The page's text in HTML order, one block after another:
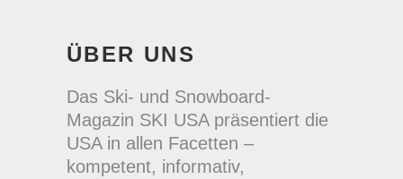
ÜBER UNS
Das Ski- und Snowboard-
Magazin SKI USA präsentiert die
USA in allen Facetten –
kompetent, informativ,